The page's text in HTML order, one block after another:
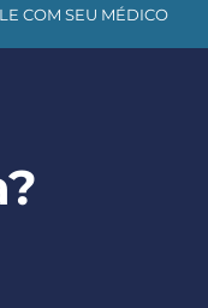
COM SEU MÉDICO